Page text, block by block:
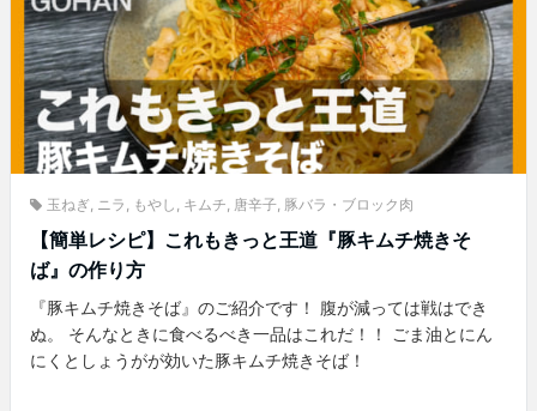
玉ねぎ, ニラ , もやし , キムチ, 唐辛子, 豚バラ・ブロック肉
【簡単レシピ】これもきっと王道『豚キムチ焼きそ
ば』の作り方
『豚キムチ焼きそば』のご紹介です！ 腹が減っては戦はでき
ぬ。 そんなときに食べるべき一品はこれだ！！ ごま油とにん
にくとしょうがが効いた豚キムチ焼きそば！